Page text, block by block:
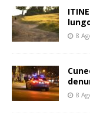
8
8